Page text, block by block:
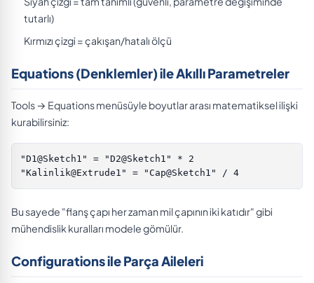
tutarlı)
Kırmızı çizgi = çakışan/hatalı ölçü
Equations (Denklemler) ile Akıllı Parametreler
Tools → Equations menüsüyle boyutlar arası matematiksel ilişki
kurabilirsiniz:
"D1@Sketch1" = "D2@Sketch1" * 2
"Kalinlik@Extrude1" = "Cap@Sketch1" / 4
Bu sayede "flanş çapı her zaman mil çapının iki katıdır" gibi
mühendislik kuralları modele gömülür.
Configurations ile Parça Aileleri